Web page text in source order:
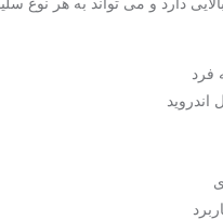
فرد
اندروید